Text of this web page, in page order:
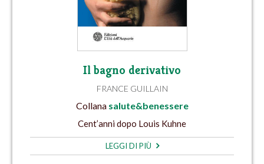
Il bagno derivativo
FRANCE GUILLAIN
Collana salute&benessere
Cent’anni dopo Louis Kuhne
LEGGI DI PIÙ